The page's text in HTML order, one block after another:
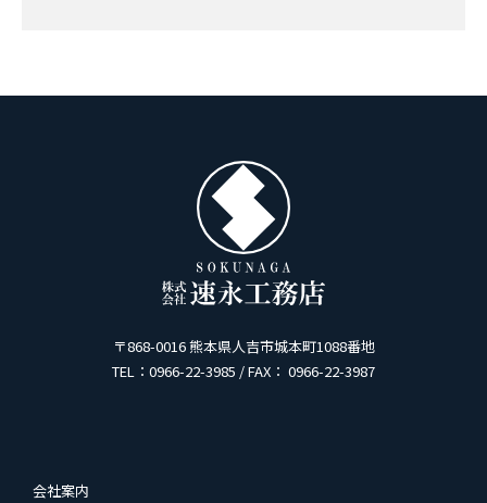
〒868-0016 熊本県人吉市城本町1088番地
TEL：0966-22-3985 / FAX： 0966-22-3987
会社案内